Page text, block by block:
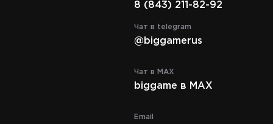
8 (843) 211-82-92
Чат в telegram
@biggamerus
Чат в MAX
biggame в MAX
Email